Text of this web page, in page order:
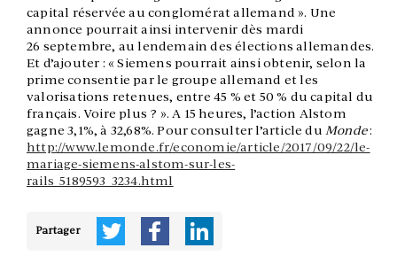
capital réservée au conglomérat allemand ». Une
annonce pourrait ainsi intervenir dès mardi
26 septembre, au lendemain des élections allemandes.
Et d’ajouter : « Siemens pourrait ainsi obtenir, selon la
prime consentie par le groupe allemand et les
valorisations retenues, entre 45 % et 50 % du capital du
français. Voire plus ? ». A 15 heures, l’action Alstom
gagne 3,1%, à 32,68%. Pour consulter l’article du Monde:
http://www.lemonde.fr/economie/article/2017/09/22/le-
mariage-siemens-alstom-sur-les-
rails_5189593_3234.html
Partager